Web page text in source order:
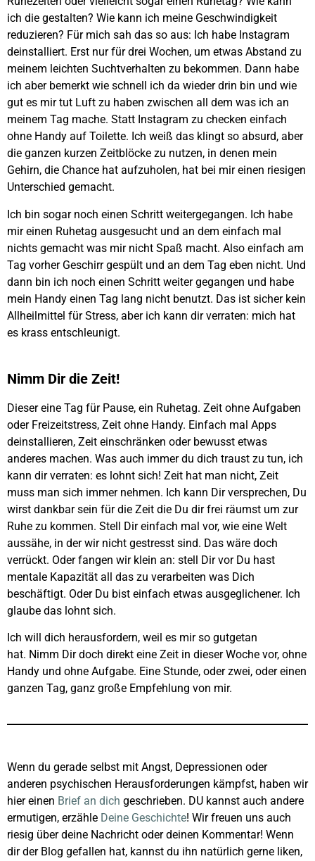
ich die gestalten? Wie kann ich meine Geschwindigkeit
reduzieren? Für mich sah das so aus: Ich habe Instagram
deinstalliert. Erst nur für drei Wochen, um etwas Abstand zu
meinem leichten Suchtverhalten zu bekommen. Dann habe
ich aber bemerkt wie schnell ich da wieder drin bin und wie
gut es mir tut Luft zu haben zwischen all dem was ich an
meinem Tag mache. Statt Instagram zu checken einfach
ohne Handy auf Toilette. Ich weiß das klingt so absurd, aber
die ganzen kurzen Zeitblöcke zu nutzen, in denen mein
Gehirn, die Chance hat aufzuholen, hat bei mir einen riesigen
Unterschied gemacht.
Ich bin sogar noch einen Schritt weitergegangen. Ich habe
mir einen Ruhetag ausgesucht und an dem einfach mal
nichts gemacht was mir nicht Spaß macht. Also einfach am
Tag vorher Geschirr gespült und an dem Tag eben nicht. Und
dann bin ich noch einen Schritt weiter gegangen und habe
mein Handy einen Tag lang nicht benutzt. Das ist sicher kein
Allheilmittel für Stress, aber ich kann dir verraten: mich hat
es krass entschleunigt.
Nimm Dir die Zeit!
Dieser eine Tag für Pause, ein Ruhetag. Zeit ohne Aufgaben
oder Freizeitstress, Zeit ohne Handy. Einfach mal Apps
deinstallieren, Zeit einschränken oder bewusst etwas
anderes machen. Was auch immer du dich traust zu tun, ich
kann dir verraten: es lohnt sich! Zeit hat man nicht, Zeit
muss man sich immer nehmen. Ich kann Dir versprechen, Du
wirst dankbar sein für die Zeit die Du dir frei räumst um zur
Ruhe zu kommen. Stell Dir einfach mal vor, wie eine Welt
aussähe, in der wir nicht gestresst sind. Das wäre doch
verrückt. Oder fangen wir klein an: stell Dir vor Du hast
mentale Kapazität all das zu verarbeiten was Dich
beschäftigt. Oder Du bist einfach etwas ausgeglichener. Ich
glaube das lohnt sich.
Ich will dich herausfordern, weil es mir so gutgetan
hat. Nimm Dir doch direkt eine Zeit in dieser Woche vor, ohne
Handy und ohne Aufgabe. Eine Stunde, oder zwei, oder einen
ganzen Tag, ganz große Empfehlung von mir.
Wenn du gerade selbst mit Angst, Depressionen oder
anderen psychischen Herausforderungen kämpfst, haben wir
hier einen Brief an dich geschrieben. DU kannst auch andere
ermutigen, erzähle Deine Geschichte! Wir freuen uns auch
riesig über deine Nachricht oder deinen Kommentar! Wenn
dir der Blog gefallen hat, kannst du ihn natürlich gerne liken,